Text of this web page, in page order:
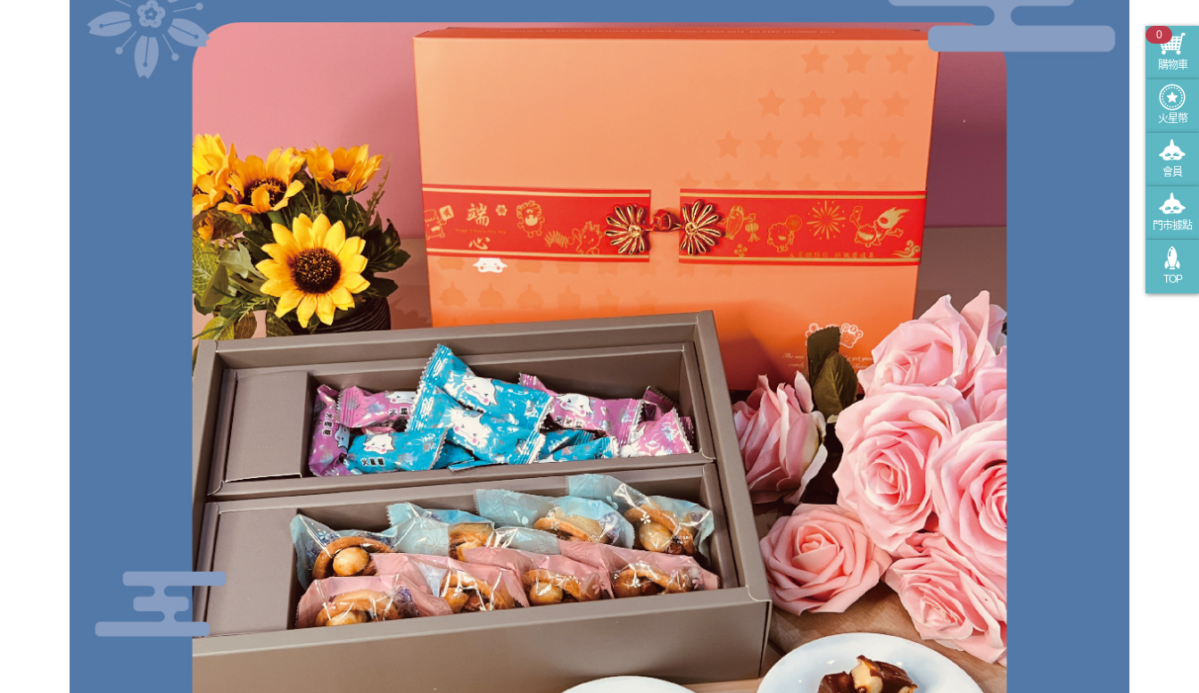
購物車
0
火星幣
會員
門市據點
TOP